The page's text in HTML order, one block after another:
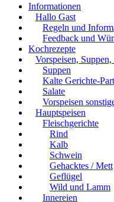
Informationen
Hallo Gast
Regeln und
Feedback und
Kochrezepte
Vorspeisen,
Suppen
Kalte Gerichte-
Salate
Vorspeisen
Hauptspeisen
Fleischgerichte
Rind
Kalb
Schwein
Gehacktes / Mett
Geflügel
Wild und Lamm
Innereien